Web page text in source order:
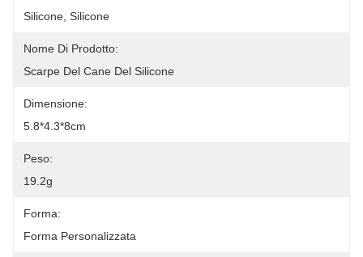
Silicone, Silicone
Nome Di Prodotto:
Scarpe Del Cane Del Silicone
Dimensione:
5.8*4.3*8cm
Peso:
19.2g
Forma:
Forma Personalizzata